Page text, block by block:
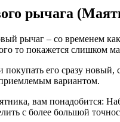
рычага
рычаг – со временем
то покажется слишком
покупать его сразу
вариантом.
вам понадобится:
с более большой